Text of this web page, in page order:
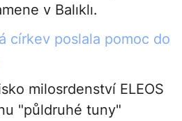
v Balıklı.
církev poslala pomoc do
milosrdenství ELEOS
"půldruhé tuny"